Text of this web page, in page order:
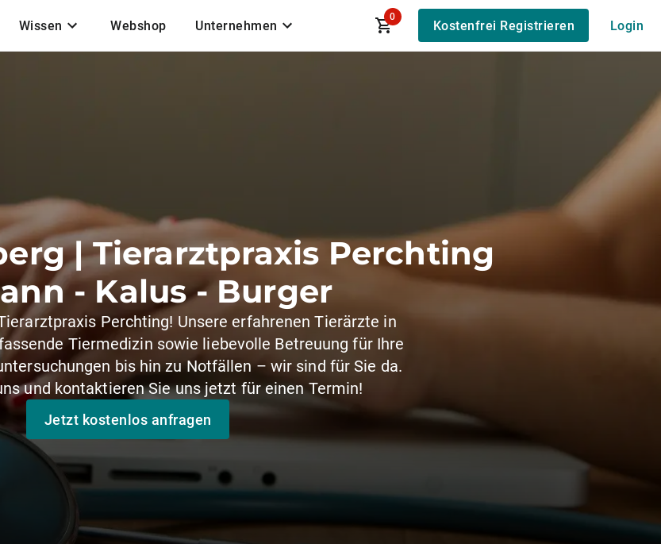
Wissen Webshop Unternehmen
0
Kostenfrei Registrieren Login
| Tierarztpraxis Perchting
- Kalus - Burger
Perchting! Unsere erfahrenen Tierärzte in
Tiermedizin sowie liebevolle Betreuung für Ihre
bis hin zu Notfällen – wir sind für Sie da.
und kontaktieren Sie uns jetzt für einen Termin!
Jetzt kostenlos anfragen